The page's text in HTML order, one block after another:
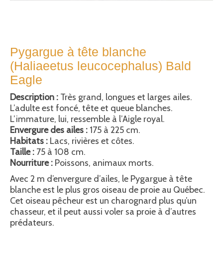
Pygargue à tête blanche
(Haliaeetus leucocephalus) Bald
Eagle
Description : Très grand, longues et larges ailes.
L’adulte est foncé, tête et queue blanches.
L’immature, lui, ressemble à l’Aigle royal.
Envergure des ailes : 175 à 225 cm.
Habitats : Lacs, rivières et côtes.
Taille : 75 à 108 cm.
Nourriture : Poissons, animaux morts.
Avec 2 m d’envergure d’ailes, le Pygargue à tête
blanche est le plus gros oiseau de proie au Québec.
Cet oiseau pêcheur est un charognard plus qu’un
chasseur, et il peut aussi voler sa proie à d’autres
prédateurs.